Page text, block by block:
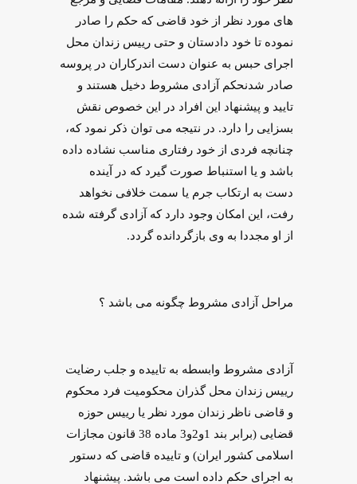
های مورد نظر از خود قاضی که حکم را صادر
نموده تا خود دادستان و حتی رییس زندان محل
اجرای حبس به عنوان دست ‌اندرکاران در پروسه
صادر شدنحکم آزادی مشروط دخیل هستند و
تایید و پیشنهاد این افراد در این خصوص نقش
بسزایی را دارد. در نتیجه می توان ذکر نمود که،
چنانچه فردی از خود رفتاری مناسب نشاده داده
باشد و یا استنباط صورت گیرد که در آینده
دست به ارتکاب جرم یا سمت خلافی نخواهد
رفت، این امکان وجود دارد که آزادی گرفته شده
از او مجددا به وی بازگردانده گردد.
مراحل آزادی مشروط چگونه می باشد ؟
آزادی مشروط وابسطه به تاییده و جلب رضایت
رییس زندان محل گذران محکومیت فرد محکوم
و قاضی ناظر زندان مورد نظر یا رییس حوزه
قضایی (برابر بند 1و2و3 ماده 38 قانون مجازات
اسلامی کشور ایران) و تاییده قاضی که دستور
به اجرای حکم داده است می باشد. پیشنهاد